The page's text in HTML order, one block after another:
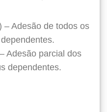
Adesão de todos os
Adesão parcial dos
dependentes.